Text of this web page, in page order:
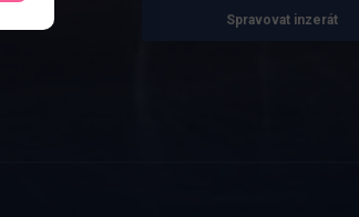
Spravovat inzerát